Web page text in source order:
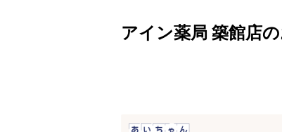
アイン薬局 築館店